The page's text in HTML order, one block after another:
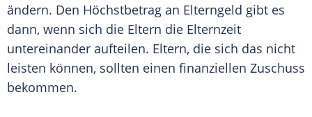
ändern. Den Höchstbetrag an Elterngeld gibt es
dann, wenn sich die Eltern die Elternzeit
untereinander aufteilen. Eltern, die sich das nicht
leisten können, sollten einen finanziellen Zuschuss
bekommen.